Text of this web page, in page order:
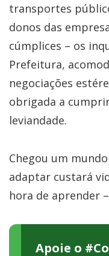
transportes
donos das
cúmplices – os
Prefeitura,
negociações
obrigada a
leviandade.
Chegou um
adaptar custará
hora de aprender
Apoie o